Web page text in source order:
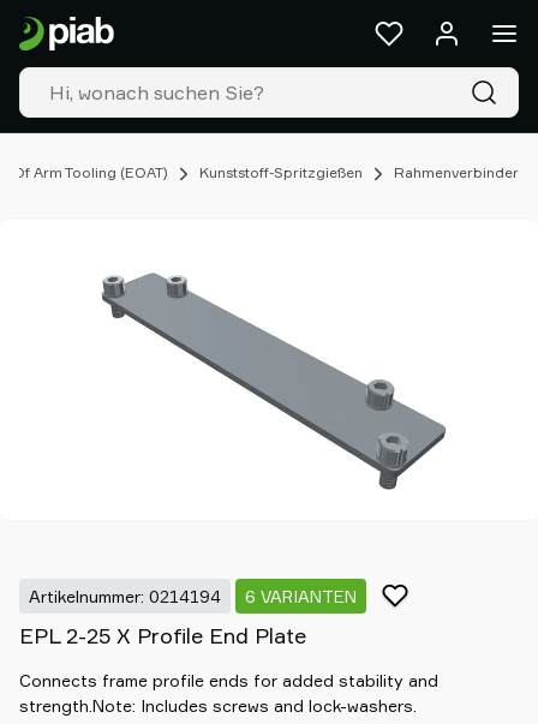
Of Arm Tooling (EOAT) Kunststoff-Spritzgießen Rahmenverbinder
Artikelnummer: 0214194 6 VARIANTEN
EPL 2-25 X Profile End Plate
Connects frame profile ends for added stability and
strength.Note: Includes screws and lock-washers.
Produkte
&
Lösungen
Industrien
Unsere
Ressourcen